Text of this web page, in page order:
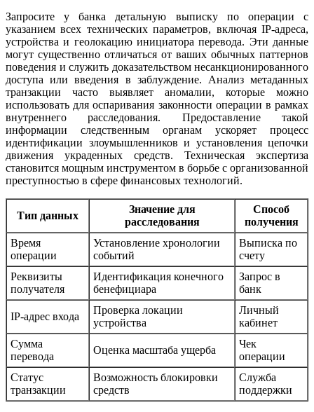
Запросите у банка детальную выписку по операции с
указанием всех технических параметров, включая IP-адреса,
устройства и геолокацию инициатора перевода. Эти данные
могут существенно отличаться от ваших обычных паттернов
поведения и служить доказательством несанкционированного
доступа или введения в заблуждение. Анализ метаданных
транзакции часто выявляет аномалии, которые можно
использовать для оспаривания законности операции в рамках
внутреннего расследования. Предоставление такой
информации следственным органам ускоряет процесс
идентификации злоумышленников и установления цепочки
движения украденных средств. Техническая экспертиза
становится мощным инструментом в борьбе с организованной
преступностью в сфере финансовых технологий.
Тип данных
Значение для
расследования
Способ
получения
Время
операции
Установление хронологии
событий
Выписка по
счету
Реквизиты
получателя
Идентификация конечного
бенефициара
Запрос в
банк
IP-адрес входа
Проверка локации
устройства
Личный
кабинет
Сумма
перевода
Оценка масштаба ущерба
Чек
операции
Статус
транзакции
Возможность блокировки
средств
Служба
поддержки